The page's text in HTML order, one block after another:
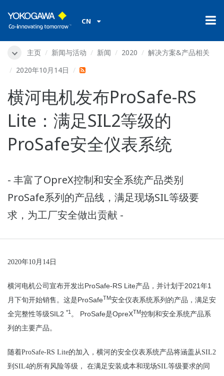
CN
主页 新闻与活动 新闻 2020
解决方案&产品相关
2020年10月14日
横河电机发布ProSafe-RS
Lite：满足SIL2等级的
ProSafe安全仪表系统
- 丰富了OpreX控制和安全系统产品类别
ProSafe系列的产品线，满足现场SIL等级要
求，为工厂安全做出贡献 -
2020年10月14日
横河电机公司 宣布开发出 ProSafe-RS Lite产品， 并计划于2021年1
月下旬开始销售。 这是ProSafeTM安全仪表系统系列的产品，满足安
全完整性等级SIL2 *1 。 ProSafe是OpreXTM控制和安全系统产品系
列的主要产品。
随着ProSafe-RS Lite的加入，横河的安全仪表系统产品将涵盖从SIL2
到SIL4的所有风险等级， 在满足安装成本和现场SIL等级要求的同